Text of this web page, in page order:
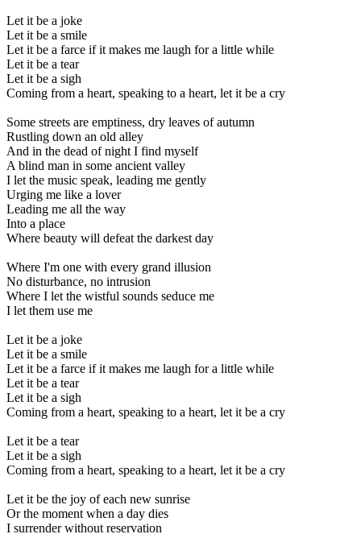
Let it be a joke
Let it be a smile
Let it be a farce if it makes me laugh for a little while
Let it be a tear
Let it be a sigh
Coming from a heart, speaking to a heart, let it be a cry
Some streets are emptiness, dry leaves of autumn
Rustling down an old alley
And in the dead of night I find myself
A blind man in some ancient valley
I let the music speak, leading me gently
Urging me like a lover
Leading me all the way
Into a place
Where beauty will defeat the darkest day
Where I'm one with every grand illusion
No disturbance, no intrusion
Where I let the wistful sounds seduce me
I let them use me
Let it be a joke
Let it be a smile
Let it be a farce if it makes me laugh for a little while
Let it be a tear
Let it be a sigh
Coming from a heart, speaking to a heart, let it be a cry
Let it be a tear
Let it be a sigh
Coming from a heart, speaking to a heart, let it be a cry
Let it be the joy of each new sunrise
Or the moment when a day dies
I surrender without reservation